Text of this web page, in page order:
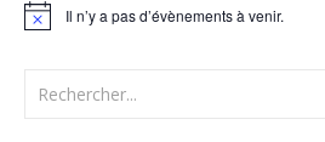
Notice Il n’y a pas d’évènements à venir.